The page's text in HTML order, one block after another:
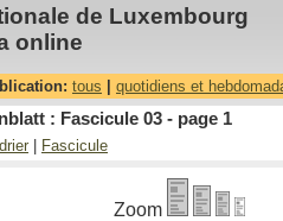
de Luxembourg
online
tous quotidiens et
: Fascicule 03 - page 1
Fascicule
Zoom